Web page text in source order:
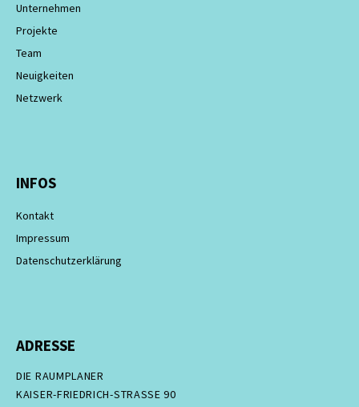
Unternehmen
Projekte
Team
Neuigkeiten
Netzwerk
INFOS
Kontakt
Impressum
Datenschutzerklärung
ADRESSE
DIE RAUMPLANER
KAISER-FRIEDRICH-STRASSE 90